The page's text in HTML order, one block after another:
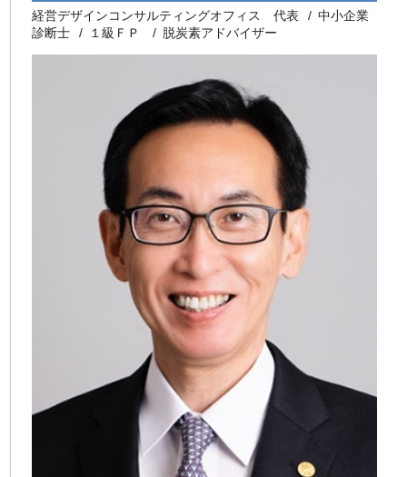
経営デザインコンサルティングオフィス 代表
中小企業
診断士
１級ＦＰ 脱炭素アドバイザー